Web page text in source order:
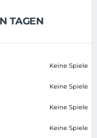
TAGEN
Keine Spiele
Keine Spiele
Keine Spiele
Keine Spiele